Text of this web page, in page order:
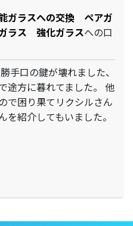
ガラスへの交換 ペアガ
ラス 強化ガラスへの口
手口の鍵が壊れました、
途方に暮れてました。 他
で困り果てリクシルさん
紹介してもいました。